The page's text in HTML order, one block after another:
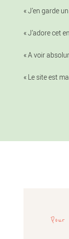
« J’en garde
« J’adore cet
« A voir
« Le site est